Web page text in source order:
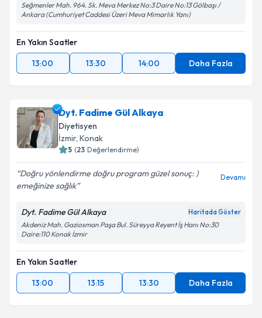
Seğmenler Mah. 964. Sk. Meva Merkez No:3 Daire No:13 Gölbaşı /
Ankara (Cumhuriyet Caddesi Üzeri Meva Mimarlık Yanı)
En Yakın Saatler
13:00
13:30 14:00 Daha Fazla
Dyt. Fadime Gül Alkaya
Diyetisyen
İzmir, Konak
5 (23 Değerlendirme)
Doğru yönlendirme doğru program güzel sonuç: )
emeğinize sağlık
Devamı
Dyt. Fadime Gül Alkaya Haritada Göster
Akdeniz Mah. Gaziosman Paşa Bul. Süreyya Reyent İş Hanı No:30
Daire:110 Konak İzmir
En Yakın Saatler
13:00
13:15 13:30 Daha Fazla